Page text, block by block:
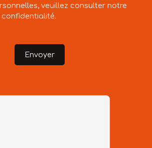
veuillez consulter notre
.
Envoyer